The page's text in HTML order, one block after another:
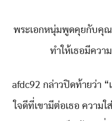
พระเอกหนุ่มพูดคุยกับคุ
ทำให้เธอมีคว
afdc92 กล่าวปิดท้ายว่า “
ใจดีที่เขามีต่อเธอ ความใ